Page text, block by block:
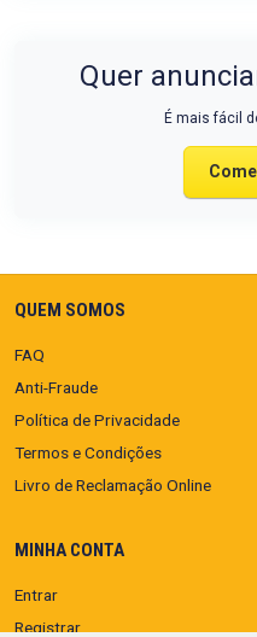
Quer
É mais fácil
QUEM SOMOS
FAQ
Anti-Fraude
Política de Privacidade
Termos e Condições
Livro de Reclamação Online
MINHA CONTA
Entrar
Registrar